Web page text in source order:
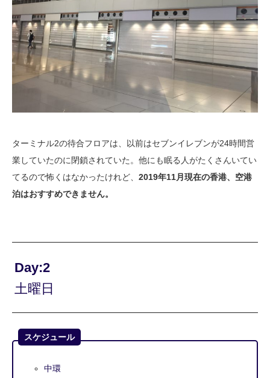
ターミナル2の待合フロアは、以前はセブンイレブンが24時間営
業していたのに閉鎖されていた。他にも眠る人がたくさんいてい
てるので怖くはなかったけれど、 2019年11月現在の香港、空港
泊はおすすめできません。
Day:2
土曜日
スケジュール
中環